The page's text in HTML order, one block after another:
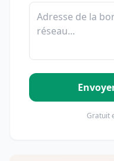
Gratuit